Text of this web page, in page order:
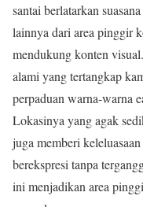
santai berlatarkan
lainnya dari area pinggir
mendukung konten
alami yang tertangkap
perpaduan warna-warna
Lokasinya yang agak
juga memberi
berekspresi tanpa
ini menjadikan area